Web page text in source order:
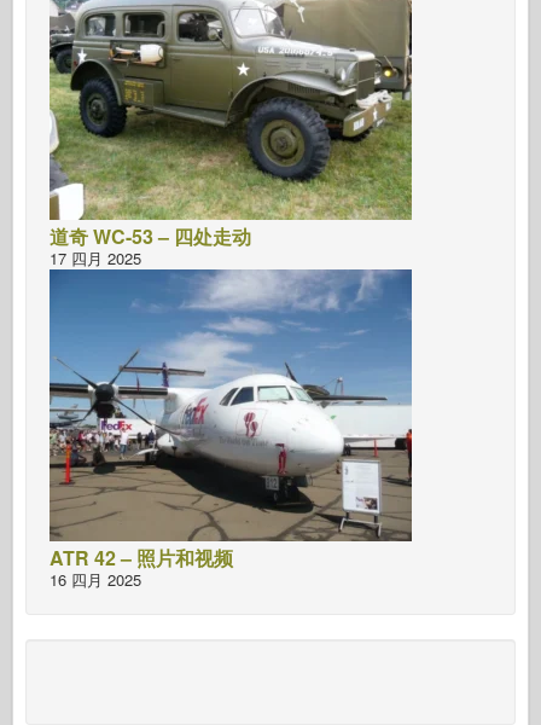
道奇 WC-53 – 四处走动
17 四月 2025
ATR 42 – 照片和视频
16 四月 2025